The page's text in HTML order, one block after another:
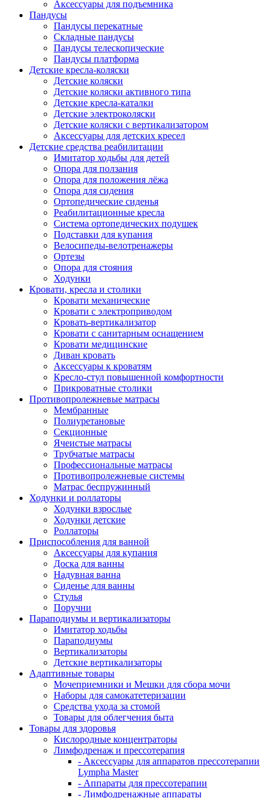
Аксессуары для подъемника
Пандусы
Пандусы перекатные
Складные пандусы
Пандусы телескопические
Пандусы платформа
Детские кресла-коляски
Детские коляски
Детские коляски активного типа
Детские кресла-каталки
Детские электроколяски
Детские коляски с вертикализатором
Аксессуары для детских кресел
Детские средства реабилитации
Имитатор ходьбы для детей
Опора для ползания
Опора для положения лёжа
Опора для сидения
Ортопедические сиденья
Реабилитационные кресла
Система ортопедических подушек
Подставки для купания
Велосипеды-велотренажеры
Ортезы
Опора для стояния
Ходунки
Кровати, кресла и столики
Кровати механические
Кровати с электроприводом
Кровать-вертикализатор
Кровати с санитарным оснащением
Кровати медицинские
Диван кровать
Аксессуары к кроватям
Кресло-стул повышенной комфортности
Прикроватные столики
Противопролежневые матрасы
Мембранные
Полиуретановые
Секционные
Ячеистые матрасы
Трубчатые матрасы
Профессиональные матрасы
Противопролежневые системы
Матрас беспружинный
Ходунки и роллаторы
Ходунки взрослые
Ходунки детские
Роллаторы
Приспособления для ванной
Аксессуары для купания
Доска для ванны
Надувная ванна
Сиденье для ванны
Стулья
Поручни
Параподиумы и вертикализаторы
Имитатор ходьбы
Параподиумы
Вертикализаторы
Детские вертикализаторы
Адаптивные товары
Мочеприемники и Мешки для сбора мочи
Наборы для самокатетеризации
Средства ухода за стомой
Товары для облегчения быта
Товары для здоровья
Кислородные концентраторы
Лимфодренаж и прессотерапия
- Аксессуары для аппаратов прессотерапии
Lympha Master
- Аппараты для прессотерапии
- Лимфодренажные аппараты